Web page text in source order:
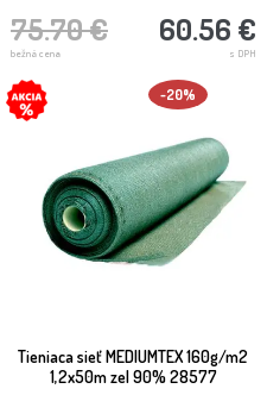
75.70 €
bežná cena
60.56 €
s DPH
Tieniaca sieť MEDIUMTEX 160g/m2
1,2x50m zel 90% 28577
-20%